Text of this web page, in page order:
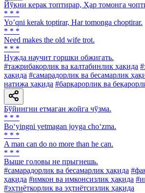
Йўқни керак топтирар, Ҳар томонга
* * *
Yoʼqni kerak toptirar, Har tomonga choptirar.
* * *
Need makes the old wife trot.
* * *
Нужда научит горшки обжигать.
#тажрибакорлик ва калтабинлик ҳақида
ҳақида #самарадорлик ва бесамарлик
натижа ҳақида #барқарорлик ва
Бўйингни етмаган жойга чўзма.
* * *
Bo‘yingni yetmagan joyga cho‘zma.
* * *
A man can do no more than he can.
* * *
Выше головы не прыгнешь.
#самарадорлик ва бесамарлик ҳақида
ҳақида #имкон ва имконсизлик ҳақида
#эҳтиёткорлик ва эҳтиётсизлик ҳақида